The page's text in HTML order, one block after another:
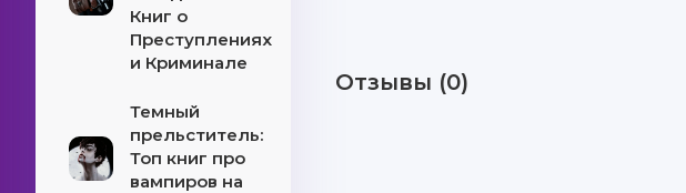
Книг о
Преступлениях
и Криминале
Темный
прельститель:
Топ книг про
вампиров на
Отзывы (0)